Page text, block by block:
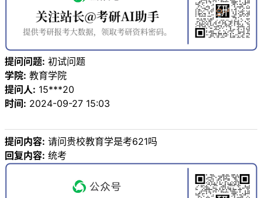
提问问题: 初试问题
学院: 教育学院
提问人: 15***20
时间: 2024-09-27 15:03
提问内容: 请问贵校教育学是考621吗
回复内容: 统考